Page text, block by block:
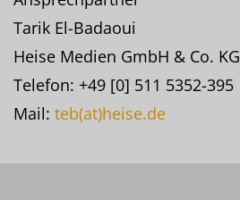
Tarik El-Badaoui
Heise Medien GmbH & Co. KG
Telefon: +49 [0] 511 5352-395
Mail: teb(at)heise.de